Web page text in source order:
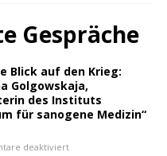
Gespräche
Blick auf den Krieg:
Golgowskaja,
des Instituts
für sanogene Medizin“
deaktiviert